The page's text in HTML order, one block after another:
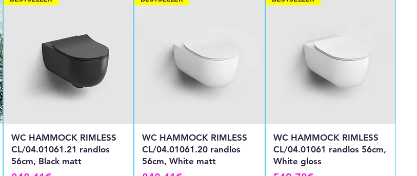
WC HAMMOCK RIMLESS
CL/04.01061.21 randlos
56cm, Black matt
WC HAMMOCK RIMLESS
CL/04.01061.20 randlos
56cm, White matt
WC HAMMOCK RIMLESS
CL/04.01061 randlos 56cm,
White gloss